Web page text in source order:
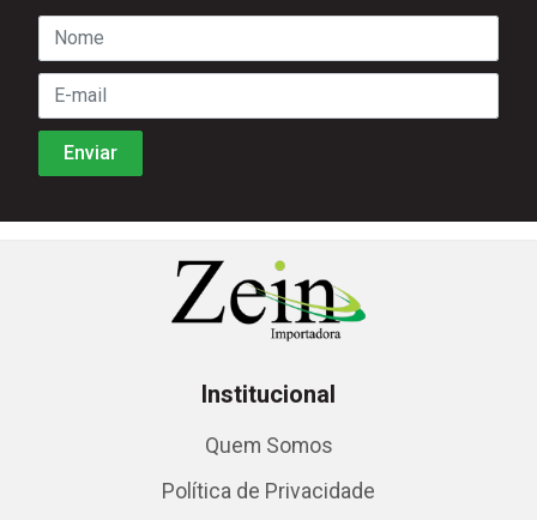
Institucional
Quem Somos
Política de Privacidade